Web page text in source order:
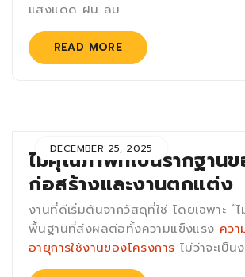
แสงแดด ฝน ลม
READ MORE
DECEMBER 25, 2025
ไม้คุณภาพที่เป็นรากฐาน
ก่อสร้างและงานตกแต่ง
งานที่ดีเริ่มต้นจากวัสดุที่ใช่ โดยเฉพาะ “
พื้นฐานที่ส่งผลต่อทั้งความแข็งแรง คว
อายุการใช้งานของโครงการ ไม่ว่าจะเป็